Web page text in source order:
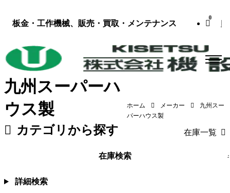
板金・工作機械、販売・買取・メンテナンス
0
九州スーパーハ
ウス製
ホーム メーカー
九州スー
パーハウス製
カテゴリから探す 在庫一覧
板金機械・プレス 工作機械
在庫検索
詳細検索